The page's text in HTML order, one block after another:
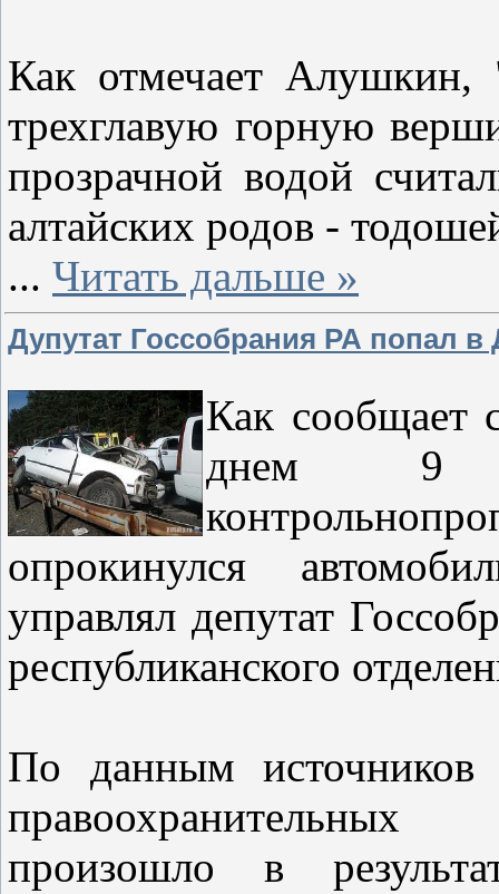
Как отмечает Алушкин,
трехглавую горную
прозрачной водой
алтайских родов -
... Читать дальше »
Дупутат Госсобрания РА попал
Как сообщает
днем 9
опрокинулся
управлял депутат
республиканского
По данным
произошло в